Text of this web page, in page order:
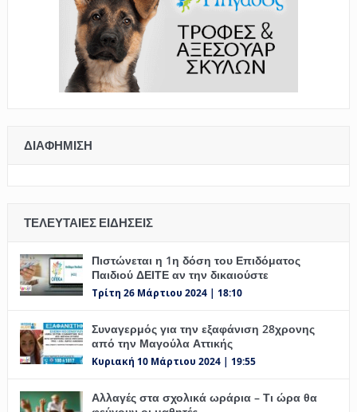
ΔΙΑΦΉΜΙΣΗ
ΤΕΛΕΥΤΑΊΕΣ ΕΙΔΉΣΕΙΣ
Πιστώνεται η 1η δόση του Επιδόματος
Παιδιού ΔΕΙΤΕ αν την δικαιούστε
Τρίτη 26 Μάρτιου 2024 | 18:10
Συναγερμός για την εξαφάνιση 28χρονης
από την Μαγούλα Αττικής
Κυριακή 10 Μάρτιου 2024 | 19:55
Αλλαγές στα σχολικά ωράρια – Τι ώρα θα